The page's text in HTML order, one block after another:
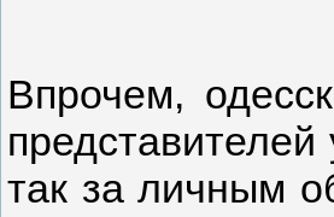
Впрочем,
представителей
так за личным